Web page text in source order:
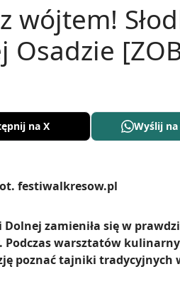
wójtem!
na X Wyślij
zamieniła się w
warsztatów
poznać tajniki tradycyjnych